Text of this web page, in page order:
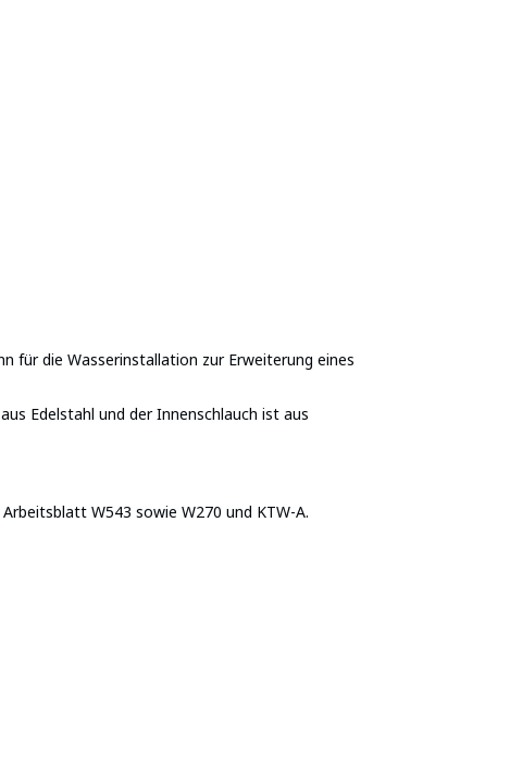
für die Wasserinstallation zur Erweiterung eines
Edelstahl und der Innenschlauch ist aus
W543 sowie W270 und KTW-A.